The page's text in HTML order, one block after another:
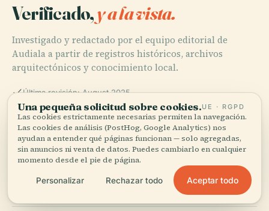
Verificado,y a la vista.
Investigado y redactado por el equipo editorial de
Audiala a partir de registros históricos, archivos
arquitectónicos y conocimiento local.
Última revisión: August 2025
Bozsik Aréna, 2024, StadiumDB
Bozsik Aréna, 2024, Wikipedia
Una pequeña solicitud sobre cookies.UE · RGPD
Las cookies estrictamente necesarias permiten la navegación.
Las cookies de análisis (PostHog, Google Analytics) nos
ayudan a entender qué páginas funcionan — solo agregadas,
sin anuncios ni venta de datos. Puedes cambiarlo en cualquier
momento desde el pie de página.
Personalizar Rechazar todo Aceptar todo